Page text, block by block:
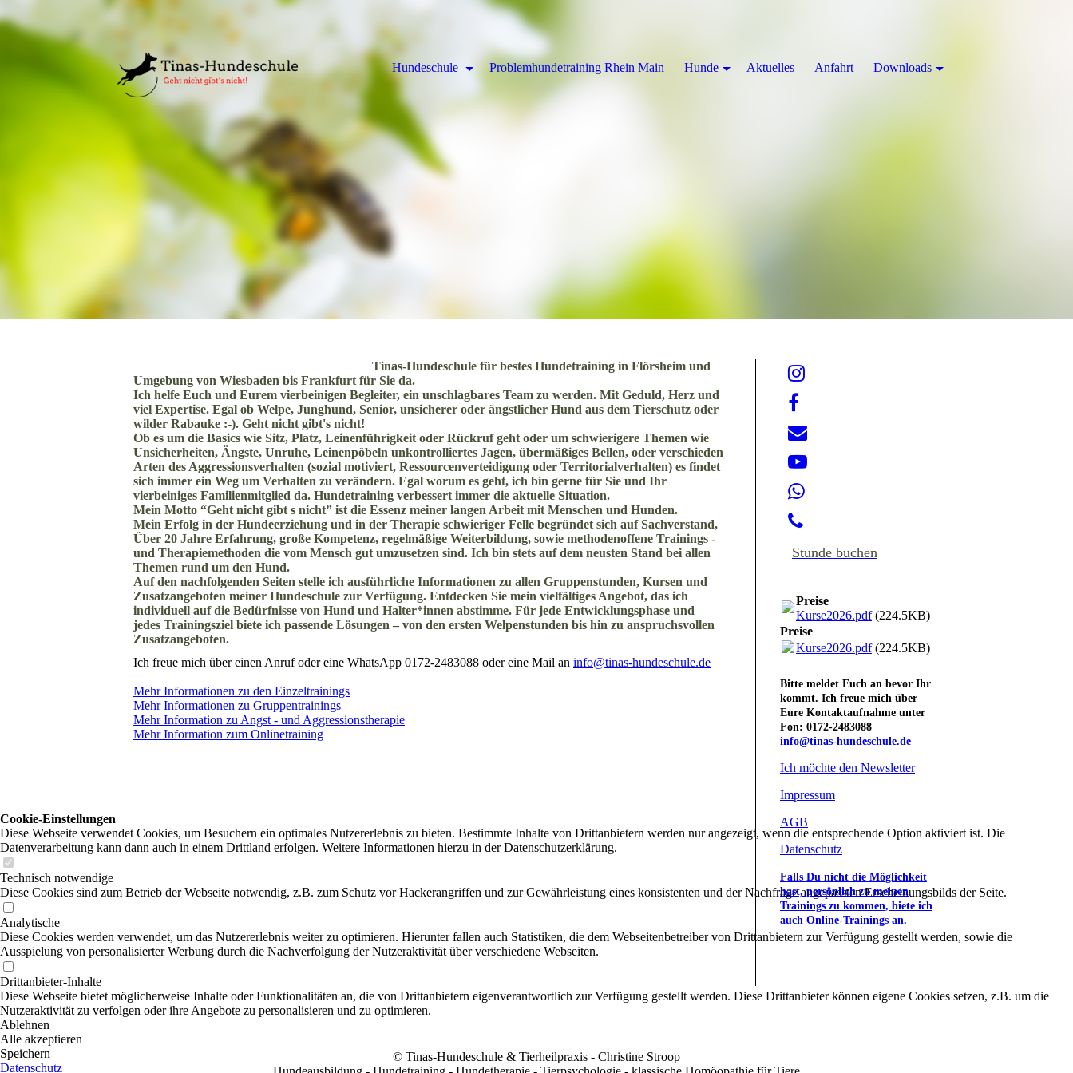
Tinas-Hundeschule für bestes Hundetraining in Flörsheim und
Umgebung von Wiesbaden bis Frankfurt für Sie da.
Ich helfe Euch und Eurem vierbeinigen Begleiter, ein unschlagbares Team zu werden. Mit Geduld, Herz und
viel Expertise. Egal ob Welpe, Junghund, Senior, unsicherer oder ängstlicher Hund aus dem Tierschutz oder
wilder Rabauke :-). Geht nicht gibt's nicht!
Ob es um die Basics wie Sitz, Platz, Leinenführigkeit oder Rückruf geht oder um schwierigere Themen wie
Unsicherheiten, Ängste, Unruhe, Leinenpöbeln unkontrolliertes Jagen, übermäßiges Bellen, oder verschieden
Arten des Aggressionsverhalten (sozial motiviert, Ressourcenverteidigung oder Territorialverhalten) es findet
sich immer ein Weg um Verhalten zu verändern. Egal worum es geht, ich bin gerne für Sie und Ihr
vierbeiniges Familienmitglied da. Hundetraining verbessert immer die aktuelle Situation.
Mein Motto “Geht nicht gibt s nicht” ist die Essenz meiner langen Arbeit mit Menschen und Hunden.
Mein Erfolg in der Hundeerziehung und in der Therapie schwieriger Felle begründet sich auf Sachverstand,
Über 20 Jahre Erfahrung, große Kompetenz, regelmäßige Weiterbildung, sowie methodenoffene Trainings -
und Therapiemethoden die vom Mensch gut umzusetzen sind. Ich bin stets auf dem neusten Stand bei allen
Themen rund um den Hund.
Auf den nachfolgenden Seiten stelle ich ausführliche Informationen zu allen Gruppenstunden, Kursen und
Zusatzangeboten meiner Hundeschule zur Verfügung. Entdecken Sie mein vielfältiges Angebot, das ich
individuell auf die Bedürfnisse von Hund und Halter*innen abstimme. Für jede Entwicklungsphase und
jedes Trainingsziel biete ich passende Lösungen – von den ersten Welpenstunden bis hin zu anspruchsvollen
Zusatzangeboten.
Ich freue mich über einen Anruf oder eine WhatsApp 0172-2483088 oder eine Mail an info@tinas-hundeschule.de
Mehr Informationen zu den Einzeltrainings
Mehr Informationen zu Gruppentrainings
Mehr Information zu Angst - und Aggressionstherapie
Mehr Information zum Onlinetraining
Stunde buchen
Preise
Kurse2026.pdf(224.5KB)
Preise
Kurse2026.pdf(224.5KB)
Bitte meldet Euch an bevor Ihr
kommt. Ich freue mich über
Eure Kontaktaufnahme unter
Fon: 0172-2483088
info@tinas-hundeschule.de
Ich möchte den Newsletter
Impressum
AGB
Datenschutz
Falls Du nicht die Möglichkeit
hast, persönlich zu meinen
Trainings zu kommen, biete ich
auch Online-Trainings an.
© Tinas-Hundeschule & Tierheilpraxis - Christine Stroop
Hundeschule Problemhundetraining Rhein Main Hunde Aktuelles Anfahrt Downloads
Cookie-Einstellungen
Diese Webseite verwendet Cookies, um Besuchern ein optimales Nutzererlebnis zu bieten. Bestimmte Inhalte von Drittanbietern werden nur angezeigt, wenn die entsprechende Option aktiviert ist. Die
Datenverarbeitung kann dann auch in einem Drittland erfolgen. Weitere Informationen hierzu in der Datenschutzerklärung.
Technisch notwendige
Diese Cookies sind zum Betrieb der Webseite notwendig, z.B. zum Schutz vor Hackerangriffen und zur Gewährleistung eines konsistenten und der Nachfrage angepassten Erscheinungsbilds der Seite.
Analytische
Diese Cookies werden verwendet, um das Nutzererlebnis weiter zu optimieren. Hierunter fallen auch Statistiken, die dem Webseitenbetreiber von Drittanbietern zur Verfügung gestellt werden, sowie die
Ausspielung von personalisierter Werbung durch die Nachverfolgung der Nutzeraktivität über verschiedene Webseiten.
Drittanbieter-Inhalte
Diese Webseite bietet möglicherweise Inhalte oder Funktionalitäten an, die von Drittanbietern eigenverantwortlich zur Verfügung gestellt werden. Diese Drittanbieter können eigene Cookies setzen, z.B. um die
Nutzeraktivität zu verfolgen oder ihre Angebote zu personalisieren und zu optimieren.
Ablehnen
Alle akzeptieren
Speichern
Datenschutz